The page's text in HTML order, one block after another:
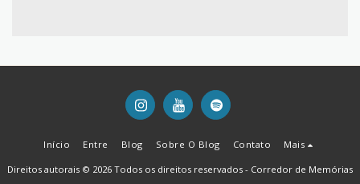
Início Entre Blog Sobre O Blog Contato Mais
Direitos autorais © 2026 Todos os direitos reservados - Corredor de Memórias